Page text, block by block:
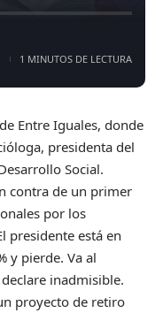
1 MINUTOS DE LECTURA
Entre Iguales, donde
presidenta del
Social.
contra de un primer
por los
presidente está en
y pierde. Va al
inadmisible.
proyecto de retiro